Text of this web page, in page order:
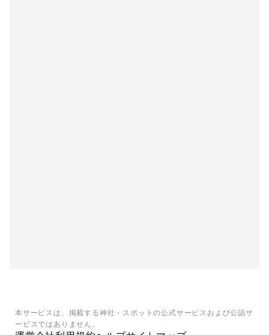
本サービスは、掲載する神社・スポットの公式サービスおよび公認サ
ービスではありません。